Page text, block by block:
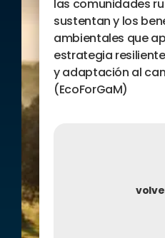
las comunidades
sustentan y los
ambientales que
estrategia
y adaptación al
(EcoForGaM)